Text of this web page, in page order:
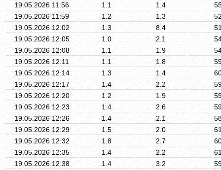
19.05.2026 11:56
1.1 1.4
19.05.2026 11:59
1.2 1.3
19.05.2026 12:02
1.3 8.4
19.05.2026 12:05
1.0 2.1
19.05.2026 12:08
1.1 1.9
19.05.2026 12:11
1.1 1.8
19.05.2026 12:14
1.3 1.4
19.05.2026 12:17
1.4 2.2
19.05.2026 12:20
1.2 1.9
19.05.2026 12:23
1.4 2.6
19.05.2026 12:26
1.4 2.1
19.05.2026 12:29
1.5 2.0
19.05.2026 12:32
1.8 2.7
19.05.2026 12:35
1.4 2.2
19.05.2026 12:38
1.4 3.2